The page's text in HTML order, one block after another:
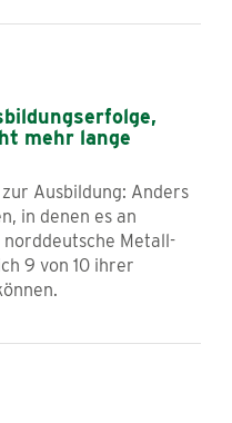
mehr lange
Ausbildung: Anders
in denen es an
Metall-
9 von 10 ihrer